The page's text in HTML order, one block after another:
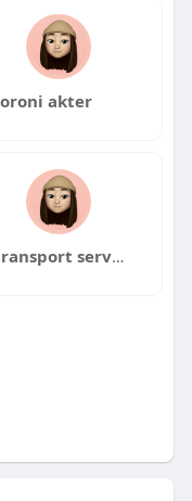
akter
Hajjtransport services